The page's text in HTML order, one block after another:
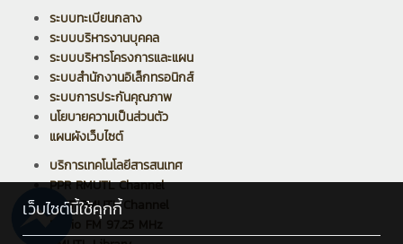
ระบบทะเบียนกลาง
ระบบบริหารงานบุคคล
ระบบบริหารโครงการและแผน
ระบบสำนักงานอิเล็กทรอนิกส์
ระบบการประกันคุณภาพ
นโยบายความเป็นส่วนตัว
แผนผังเว็บไซต์
บริการเทคโนโลยีสารสนเทศ
PPR RMUTL Channel
ARIT RMUTL Channel
Radio FM 97.25 MHz
เว็บไซต์นี้ใช้คุกกี้